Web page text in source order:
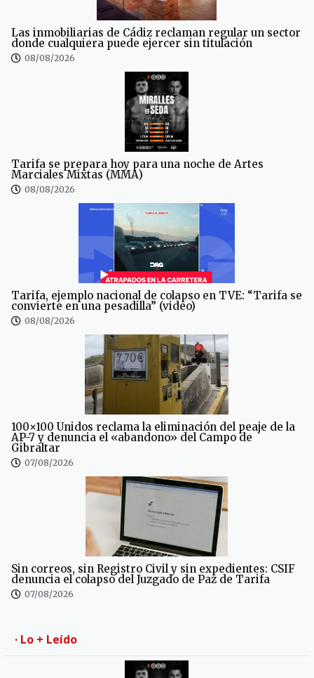
Las inmobiliarias de Cádiz reclaman regular un sector
donde cualquiera puede ejercer sin titulación
08/08/2026
Tarifa se prepara hoy para una noche de Artes
Marciales Mixtas (MMA)
08/08/2026
Tarifa, ejemplo nacional de colapso en TVE: “Tarifa se
convierte en una pesadilla” (video)
08/08/2026
100×100 Unidos reclama la eliminación del peaje de la
AP-7 y denuncia el «abandono» del Campo de
Gibraltar
07/08/2026
Sin correos, sin Registro Civil y sin expedientes: CSIF
denuncia el colapso del Juzgado de Paz de Tarifa
07/08/2026
· Lo + Leído